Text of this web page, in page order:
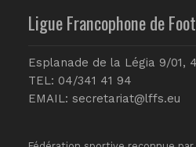
Ligue Francophone de
Esplanade de la Légia 9/01,
TEL: 04/341 41 94
EMAIL: secretariat@lffs.eu